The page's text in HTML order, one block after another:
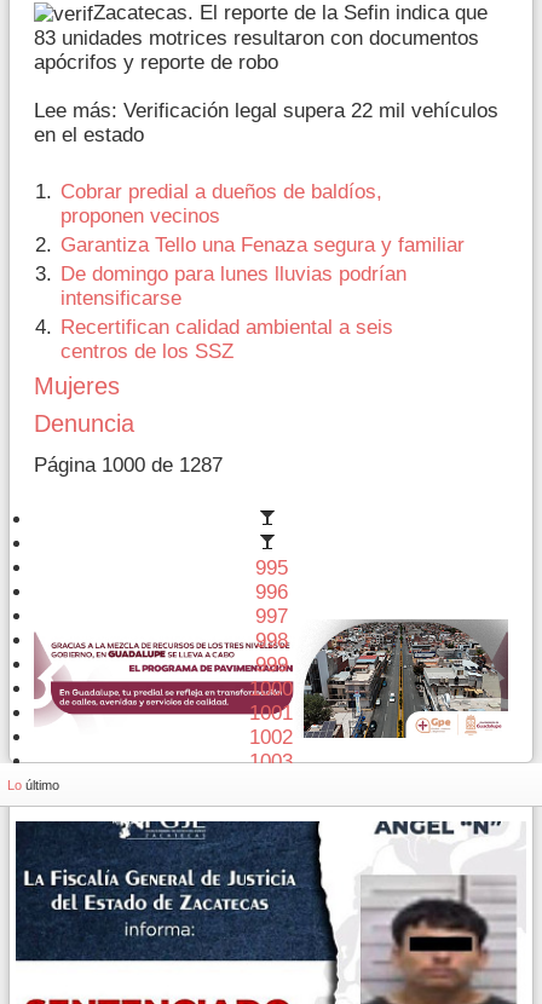
Zacatecas. El reporte de la Sefin indica que
83 unidades motrices resultaron con documentos
apócrifos y reporte de robo
Lee más: Verificación legal supera 22 mil vehículos
en el estado
Cobrar predial a dueños de baldíos,
proponen vecinos
Garantiza Tello una Fenaza segura y familiar
De domingo para lunes lluvias podrían
intensificarse
Recertifican calidad ambiental a seis
centros de los SSZ
Mujeres
Denuncia
Página 1000 de 1287
995
996
997
998
999
1000
1001
1002
1003
Lo último